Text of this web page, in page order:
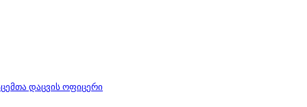
დაცვის ოფიცერი